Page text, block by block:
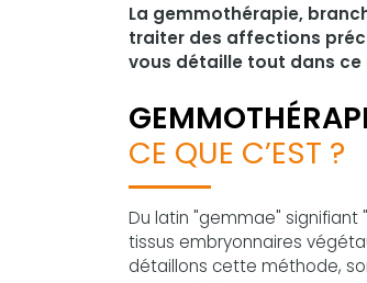
La gemmothérapie,
traiter des affections
vous détaille tout dans ce
CE QUE C’EST ?
Du latin "gemmae"
tissus embryonnaires
détaillons cette méthode,